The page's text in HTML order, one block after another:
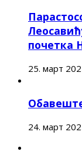
почетка
25. март
24. март